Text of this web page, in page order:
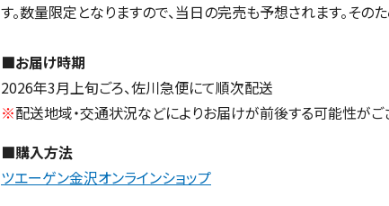
す。数量限定となりますので、当日の完売も予想されます。その
■お届け時期
2026年3月上旬ごろ、佐川急便にて順次配送
※配送地域・交通状況などによりお届けが前後する可能性がご
■購入方法
ツエーゲン金沢オンラインショップ